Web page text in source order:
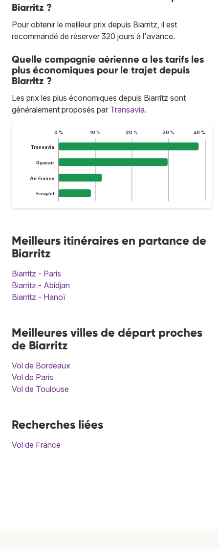
Biarritz ?
Pour obtenir le meilleur prix depuis Biarritz, il est
recommandé de réserver 320 jours à l'avance.
Quelle compagnie aérienne a les tarifs les
plus économiques pour le trajet depuis
Biarritz ?
Les prix les plus économiques depuis Biarritz sont
généralement proposés par Transavia.
0 % 10 % 20 % 30 % 40 %
Transavia
Ryanair
Air France
EasyJet
Meilleurs itinéraires en partance de
Biarritz
Biarritz - Paris
Biarritz - Abidjan
Biarritz - Hanoï
Meilleures villes de départ proches
de Biarritz
Vol de Bordeaux
Vol de Paris
Vol de Toulouse
Recherches liées
Vol de France